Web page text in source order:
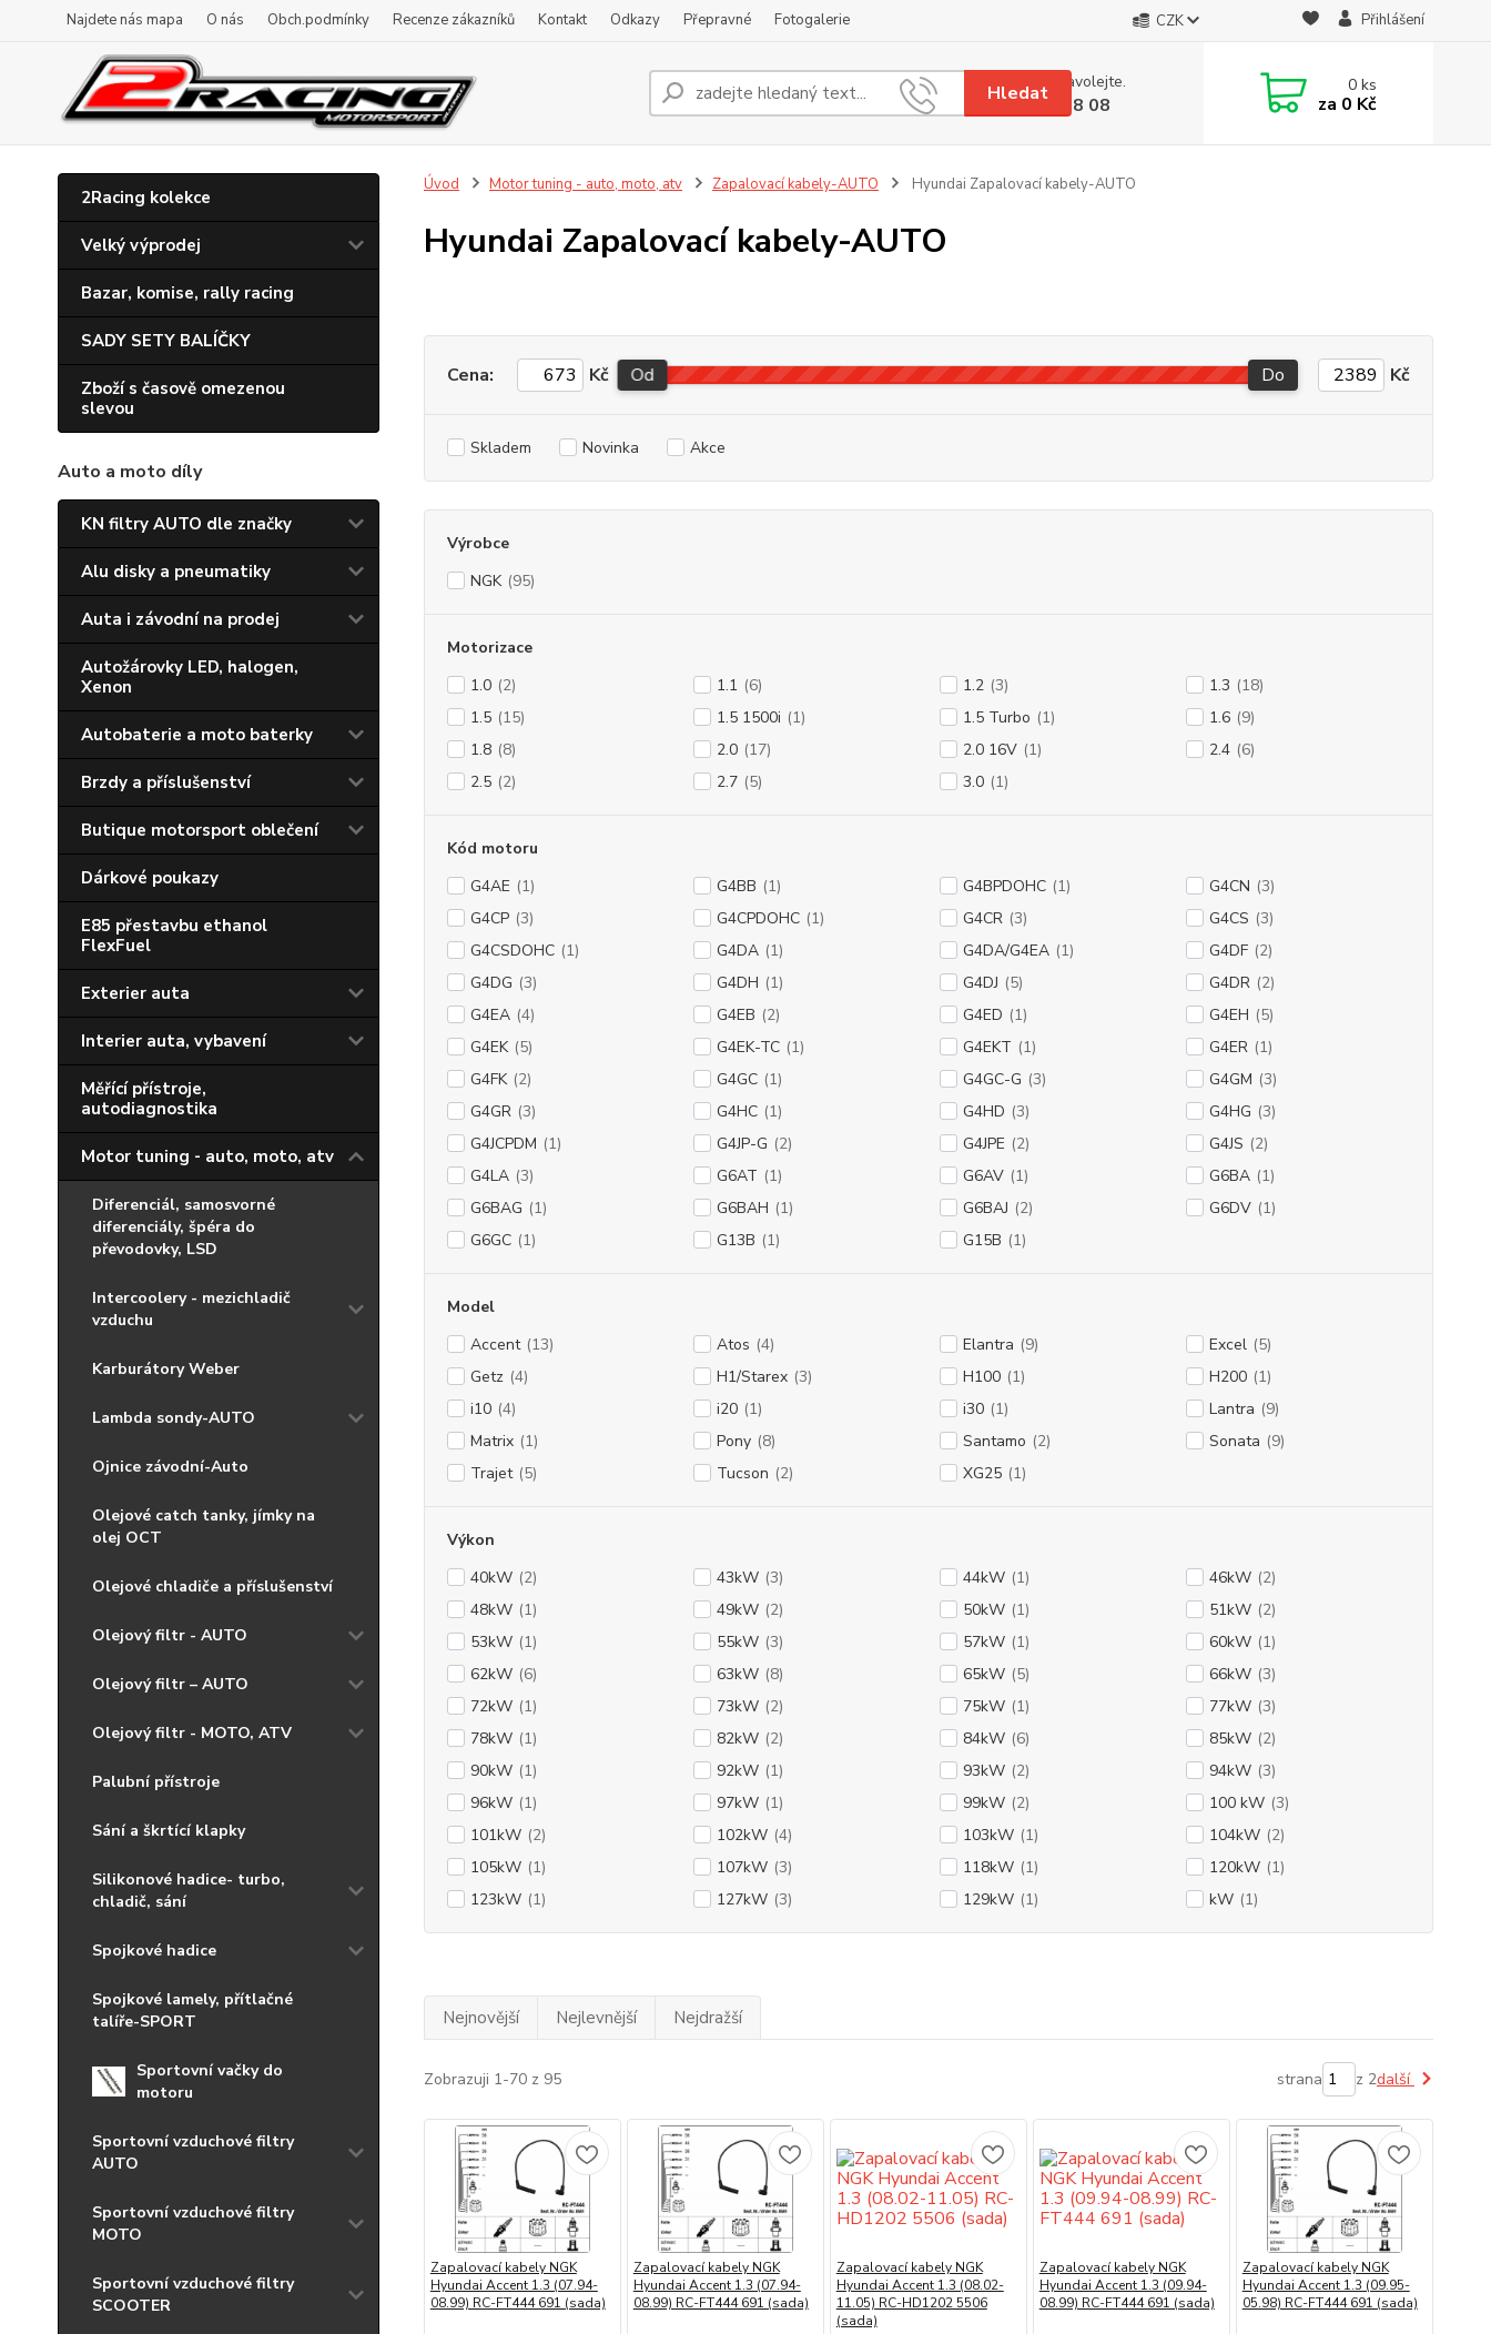
Najdete nás mapa O nás Obch.podmínky Recenze zákazníků Kontakt Odkazy Přepravné Fotogalerie CZK Přihlášení
Hledat
Nevíte si rady? Zavolejte.
+420 608 08 18 08
0ks
za 0 Kč
2Racing kolekce
Velký výprodej
Bazar, komise, rally racing
SADY SETY BALÍČKY
Zboží s časově omezenou
slevou
Auto a moto díly
KN filtry AUTO dle značky
Alu disky a pneumatiky
Auta i závodní na prodej
Autožárovky LED, halogen,
Xenon
Autobaterie a moto baterky
Brzdy a příslušenství
Butique motorsport oblečení
Dárkové poukazy
E85 přestavbu ethanol
FlexFuel
Exterier auta
Interier auta, vybavení
Měřící přístroje,
autodiagnostika
Motor tuning - auto, moto, atv
Diferenciál, samosvorné
diferenciály, špéra do
převodovky, LSD
Intercoolery - mezichladič
vzduchu
Karburátory Weber
Lambda sondy-AUTO
Ojnice závodní-Auto
Olejové catch tanky, jímky na
olej OCT
Olejové chladiče a příslušenství
Olejový filtr - AUTO
Olejový filtr – AUTO
Olejový filtr - MOTO, ATV
Palubní přístroje
Sání a škrtící klapky
Silikonové hadice- turbo,
chladič, sání
Spojkové hadice
Spojkové lamely, přítlačné
talíře-SPORT
Sportovní vačky do
motoru
Sportovní vzduchové filtry
AUTO
Sportovní vzduchové filtry
MOTO
Sportovní vzduchové filtry
SCOOTER
Úvod Motor tuning - auto, moto, atv Zapalovací kabely-AUTO Hyundai Zapalovací kabely-AUTO
Hyundai Zapalovací kabely-AUTO
Cena: Kč Od Do Kč
Skladem Novinka Akce
Výrobce
NGK (95)
Motorizace
1.0 (2) 1.1 (6) 1.2 (3) 1.3 (18)
1.5 (15) 1.5 1500i (1) 1.5 Turbo (1) 1.6 (9)
1.8 (8) 2.0 (17) 2.0 16V (1) 2.4 (6)
2.5 (2) 2.7 (5) 3.0 (1)
Kód motoru
G4AE (1) G4BB (1) G4BPDOHC (1) G4CN (3)
G4CP (3) G4CPDOHC (1) G4CR (3) G4CS (3)
G4CSDOHC (1) G4DA (1) G4DA/G4EA (1) G4DF (2)
G4DG (3) G4DH (1) G4DJ (5) G4DR (2)
G4EA (4) G4EB (2) G4ED (1) G4EH (5)
G4EK (5) G4EK-TC (1) G4EKT (1) G4ER (1)
G4FK (2) G4GC (1) G4GC-G (3) G4GM (3)
G4GR (3) G4HC (1) G4HD (3) G4HG (3)
G4JCPDM (1) G4JP-G (2) G4JPE (2) G4JS (2)
G4LA (3) G6AT (1) G6AV (1) G6BA (1)
G6BAG (1) G6BAH (1) G6BAJ (2) G6DV (1)
G6GC (1) G13B (1) G15B (1)
Model
Accent (13) Atos (4) Elantra (9) Excel (5)
Getz (4) H1/Starex (3) H100 (1) H200 (1)
i10 (4) i20 (1) i30 (1) Lantra (9)
Matrix (1) Pony (8) Santamo (2) Sonata (9)
Trajet (5) Tucson (2) XG25 (1)
Výkon
40kW (2) 43kW (3) 44kW (1) 46kW (2)
48kW (1) 49kW (2) 50kW (1) 51kW (2)
53kW (1) 55kW (3) 57kW (1) 60kW (1)
62kW (6) 63kW (8) 65kW (5) 66kW (3)
72kW (1) 73kW (2) 75kW (1) 77kW (3)
78kW (1) 82kW (2) 84kW (6) 85kW (2)
90kW (1) 92kW (1) 93kW (2) 94kW (3)
96kW (1) 97kW (1) 99kW (2) 100 kW (3)
101kW (2) 102kW (4) 103kW (1) 104kW (2)
105kW (1) 107kW (3) 118kW (1) 120kW (1)
123kW (1) 127kW (3) 129kW (1) kW (1)
Nejnovější Nejlevnější Nejdražší
Zobrazuji 1-70 z 95 strana z 2další
Zapalovací kabely NGK
Hyundai Accent 1.3 (07.94-
08.99) RC-FT444 691 (sada)
Zapalovací kabely NGK
Hyundai Accent 1.3 (07.94-
08.99) RC-FT444 691 (sada)
Zapalovací kabely NGK
Hyundai Accent 1.3 (08.02-
11.05) RC-HD1202 5506
(sada)
Zapalovací kabely NGK
Hyundai Accent 1.3 (09.94-
08.99) RC-FT444 691 (sada)
Zapalovací kabely NGK
Hyundai Accent 1.3 (09.95-
05.98) RC-FT444 691 (sada)